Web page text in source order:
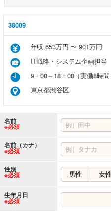
38009
年収 653万円 〜 901万円
IT戦略・システム企画担当
9：00～18：00（実働8時
東京都渋谷区
名前
※必須
名前（カナ）
※必須
性別
※必須 男性 女性
生年月日
※必須